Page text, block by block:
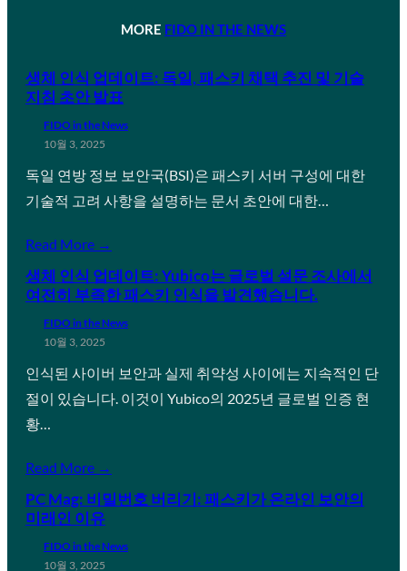
MORE FIDO IN THE NEWS
생체 인식 업데이트: 독일, 패스키 채택 추진 및 기술
지침 초안 발표
FIDO in the News
10월 3, 2025
독일 연방 정보 보안국(BSI)은 패스키 서버 구성에 대한
기술적 고려 사항을 설명하는 문서 초안에 대한…
Read More →
생체 인식 업데이트: Yubico는 글로벌 설문 조사에서
여전히 부족한 패스키 인식을 발견했습니다.
FIDO in the News
10월 3, 2025
인식된 사이버 보안과 실제 취약성 사이에는 지속적인 단
절이 있습니다. 이것이 Yubico의 2025년 글로벌 인증 현
황…
Read More →
PC Mag: 비밀번호 버리기: 패스키가 온라인 보안의
미래인 이유
FIDO in the News
10월 3, 2025